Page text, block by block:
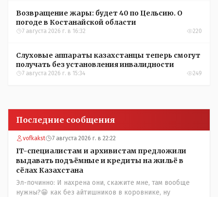
Возвращение жары: будет 40 по Цельсию. О
погоде в Костанайской области
7 августа 2026 г. в 16:32 220
Слуховые аппараты казахстанцы теперь смогут
получать без установления инвалидности
7 августа 2026 г. в 15:34 249
Последние сообщения
vofkakst 7 августа 2026 г. в 22:22
IT-специалистам и архивистам предложили
выдавать подъёмные и кредиты на жильё в
сёлах Казахстана
Эл-починно: И нахрена они, скажите мне, там вообще
нужны?😁 как без айтишников в коровнике, ну